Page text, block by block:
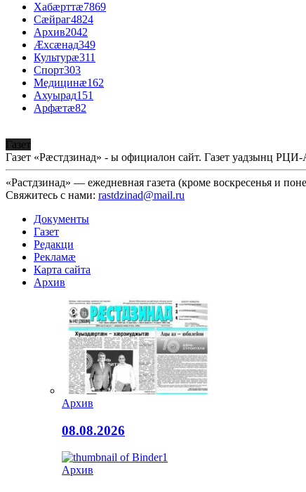
Хабæрттæ7869
Сæйраг4824
Архив2042
Æхсæнад349
Культурæ311
Спорт303
Медицинæ162
Ахуырад151
Арфæтæ82
Газет
Газет «Рæстдзинад» - ы официалон сайт. Газет уадзынц
«Растдзинад» — ежедневная газета (кроме воскресенья и
Свяжитесь с нами: rastdzinad@mail.ru
Документы
Газет
Редакци
Рекламæ
Карта сайта
Архив
Архив
08.08.2026
Архив